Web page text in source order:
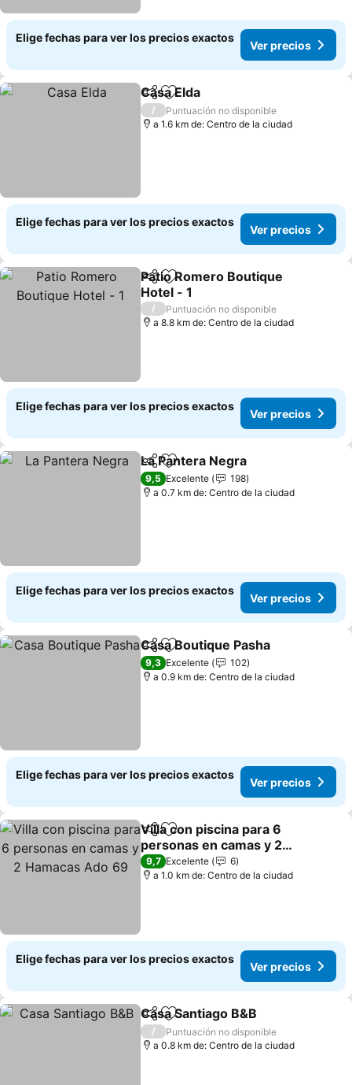
Elige fechas para ver los precios exactos
Ver precios
CompartirAgregar a favoritos
Casa Elda
/
Puntuación no disponible
a 1.6 km de: Centro de la ciudad
Elige fechas para ver los precios exactos
Ver precios
CompartirAgregar a favoritos
Patio Romero Boutique
Hotel - 1
/
Puntuación no disponible
a 8.8 km de: Centro de la ciudad
Elige fechas para ver los precios exactos
Ver precios
CompartirAgregar a favoritos
La Pantera Negra
9,5 Excelente
198
a 0.7 km de: Centro de la ciudad
Elige fechas para ver los precios exactos
Ver precios
CompartirAgregar a favoritos
Casa Boutique Pasha
9,3 Excelente
102
a 0.9 km de: Centro de la ciudad
Elige fechas para ver los precios exactos
Ver precios
CompartirAgregar a favoritos
Villa con piscina para 6
personas en camas y 2
Hamacas Ado 69
9,7 Excelente
6
a 1.0 km de: Centro de la ciudad
Elige fechas para ver los precios exactos
Ver precios
CompartirAgregar a favoritos
Casa Santiago B&B
/
Puntuación no disponible
a 0.8 km de: Centro de la ciudad